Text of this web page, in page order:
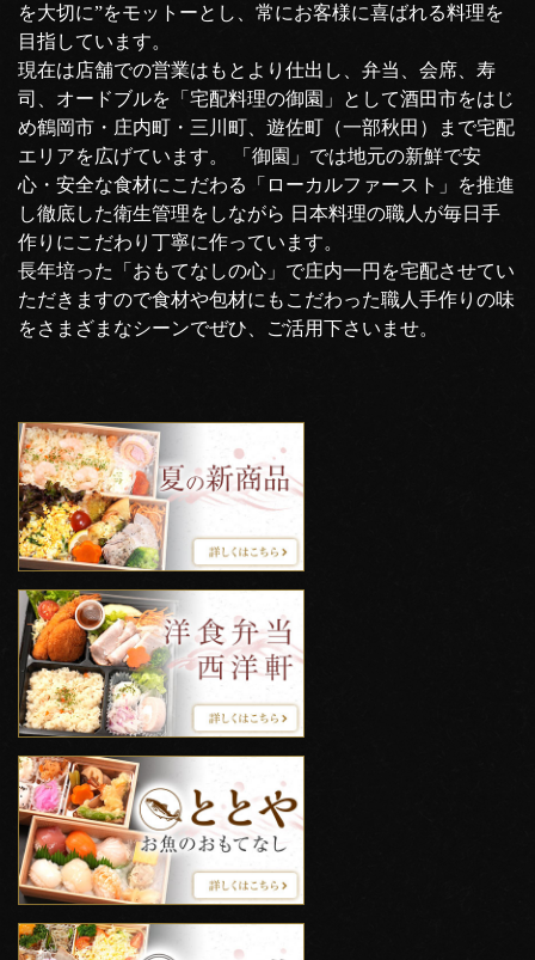
を大切に”をモットーとし、常にお客様に喜ばれる料理を
目指しています。
現在は店舗での営業はもとより仕出し、弁当、会席、寿
司、オードブルを「宅配料理の御園」として酒田市をはじ
め鶴岡市・庄内町・三川町、遊佐町（一部秋田）まで宅配
エリアを広げています。 「御園」では地元の新鮮で安
心・安全な食材にこだわる「ローカルファースト」を推進
し徹底した衛生管理をしながら 日本料理の職人が毎日手
作りにこだわり丁寧に作っています。
長年培った「おもてなしの心」で庄内一円を宅配させてい
ただきますので食材や包材にもこだわった職人手作りの味
をさまざまなシーンでぜひ、ご活用下さいませ。